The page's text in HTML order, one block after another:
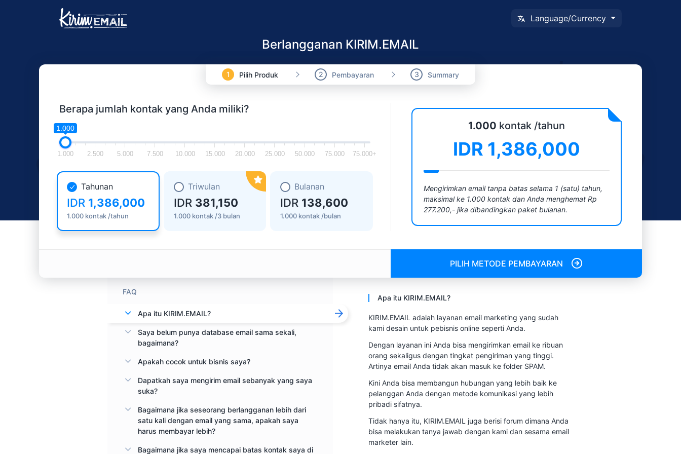
Language/Currency
Berlangganan KIRIM.EMAIL
1 Pilih Produk 2 Pembayaran 3 Summary
Berapa jumlah kontak yang Anda miliki?
1.000
1.000 2.500 5.000 7.500 10.000 15.000 20.000 25.000 50.000 75.000 75.000+
Tahunan
IDR 1,386,000
1.000 kontak /tahun
Triwulan
IDR 381,150
1.000 kontak /3 bulan
Bulanan
IDR 138,600
1.000 kontak /bulan
1.000 kontak /tahun
IDR 1,386,000
Mengirimkan email tanpa batas selama 1 (satu) tahun,
maksimal ke 1.000 kontak dan Anda menghemat Rp
277.200,- jika dibandingkan paket bulanan.
PILIH METODE PEMBAYARAN
FAQ
Apa itu KIRIM.EMAIL?
Saya belum punya database email sama sekali,
bagaimana?
Apakah cocok untuk bisnis saya?
Dapatkah saya mengirim email sebanyak yang saya
suka?
Bagaimana jika seseorang berlangganan lebih dari
satu kali dengan email yang sama, apakah saya
harus membayar lebih?
Bagaimana jika saya mencapai batas kontak saya di
Apa itu KIRIM.EMAIL?
KIRIM.EMAIL adalah layanan email marketing yang sudah
kami desain untuk pebisnis online seperti Anda.
Dengan layanan ini Anda bisa mengirimkan email ke ribuan
orang sekaligus dengan tingkat pengiriman yang tinggi.
Artinya email Anda tidak akan masuk ke folder SPAM.
Kini Anda bisa membangun hubungan yang lebih baik ke
pelanggan Anda dengan metode komunikasi yang lebih
pribadi sifatnya.
Tidak hanya itu, KIRIM.EMAIL juga berisi forum dimana Anda
bisa melakukan tanya jawab dengan kami dan sesama email
marketer lain.